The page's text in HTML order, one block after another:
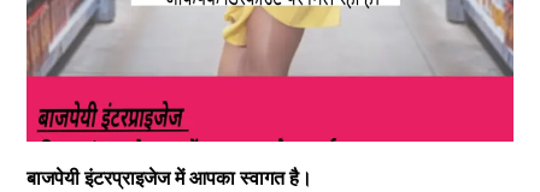
बाजपेयी इंटरप्राइजेज में आपका स्वागत है।